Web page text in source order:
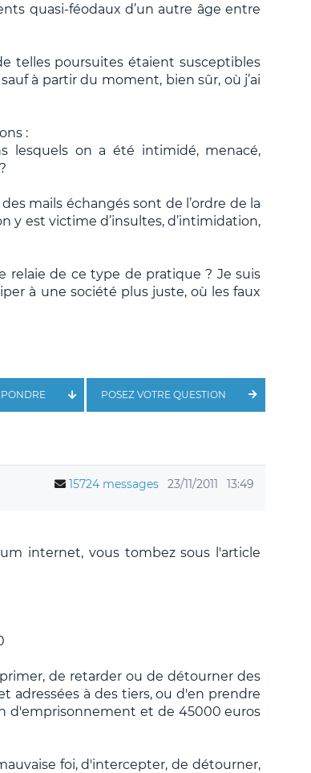
quasi-féodaux d’un autre âge entre
telles poursuites étaient susceptibles
à partir du moment, bien sûr, où j’ai
:
lesquels on a été intimidé, menacé,
mails échangés sont de l’ordre de la
est victime d’insultes, d’intimidation,
relaie de ce type de pratique ? Je suis
à une société plus juste, où les faux
POSEZ VOTRE QUESTION
15724 messages 23/11/2011 13:49
internet, vous tombez sous l'article
de retarder ou de détourner des
adressées à des tiers, ou d'en prendre
d'emprisonnement et de 45000 euros
foi, d'intercepter, de détourner,